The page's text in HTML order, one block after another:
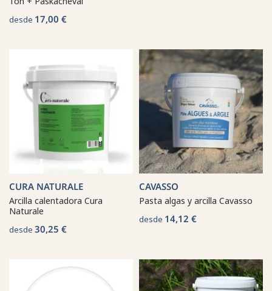
desde 17,00 €
CURA NATURALE
Arcilla calentadora Cura
Naturale
desde 30,25 €
CAVASSO
Pasta algas y arcilla Cavasso
desde 14,12 €